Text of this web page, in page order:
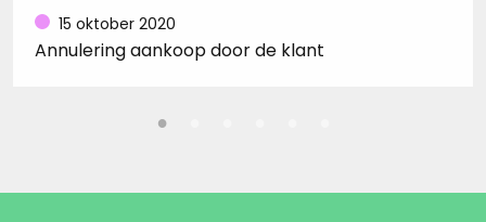
15 oktober 2020
Annulering aankoop door de klant